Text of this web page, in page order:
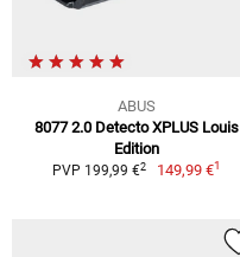
ABUS
8077 2.0 Detecto XPLUS Louis
Edition
PVP 199,99 €2 149,99 €1